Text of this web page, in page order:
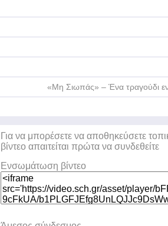
«Μη Σιωπάς» – Ένα τραγούδι
Για να μπορέσετε να αποθηκεύσετε
βίντεο απαιτείται πρώτα να συνδεθείτε
Ενσωμάτωση βίντεο